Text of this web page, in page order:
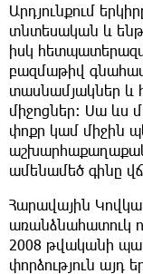
Արդյունքում
տնտեսական և
իսկ
բազմաթիվ
տասնամյակներ և
միջոցներ։ Սա ևս
փոքր կամ միջին
ամենամեծ գինը
Հարավային
առանձնահատուկ
2008 թվականի
փորձություն այդ